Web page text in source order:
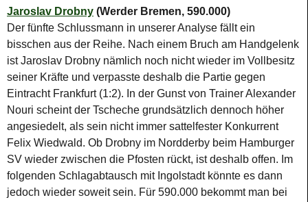
Jaroslav Drobny (Werder Bremen, 590.000)
Der fünfte Schlussmann in unserer Analyse fällt ein
bisschen aus der Reihe. Nach einem Bruch am Handgelenk
ist Jaroslav Drobny nämlich noch nicht wieder im Vollbesitz
seiner Kräfte und verpasste deshalb die Partie gegen
Eintracht Frankfurt (1:2). In der Gunst von Trainer Alexander
Nouri scheint der Tscheche grundsätzlich dennoch höher
angesiedelt, als sein nicht immer sattelfester Konkurrent
Felix Wiedwald. Ob Drobny im Nordderby beim Hamburger
SV wieder zwischen die Pfosten rückt, ist deshalb offen. Im
folgenden Schlagabtausch mit Ingolstadt könnte es dann
jedoch wieder soweit sein. Für 590.000 bekommt man bei